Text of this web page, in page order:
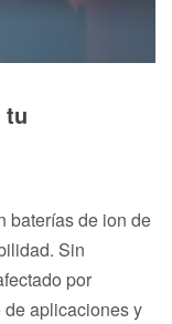
tu
baterías de ion de
Sin
por
aplicaciones y